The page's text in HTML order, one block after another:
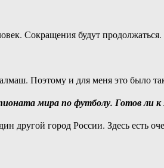
Сокращения будут
Поэтому и для меня это было
мира по футболу. Готов ли к
город России. Здесь есть